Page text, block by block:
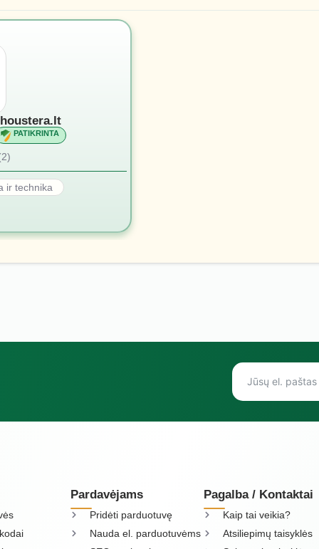
houstera.lt
PATIKRINTA
ir technika
Pardavėjams
Pridėti parduotuvę
Nauda el. parduotuvėms
Pagalba / Kontaktai
Kaip tai veikia?
Atsiliepimų taisyklės